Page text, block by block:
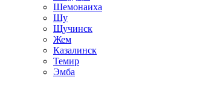
Шемонаиха
Шу
Щучинск
Жем
Казалинск
Темир
Эмба